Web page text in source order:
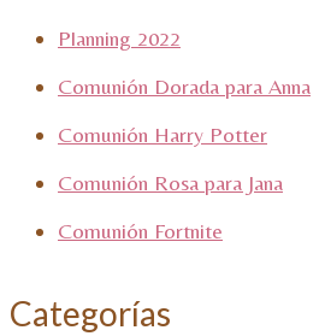
Planning 2022
Comunión Dorada para Anna
Comunión Harry Potter
Comunión Rosa para Jana
Comunión Fortnite
Categorías